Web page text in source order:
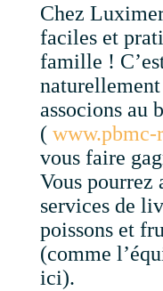
Chez
faciles et
famille !
naturellement
associons au
( www.pbmc-
vous faire
Vous pourrez
services de
poissons et
(comme
ici).